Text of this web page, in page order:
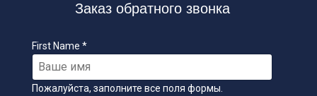
Заказ обратного звонка
First Name *
Пожалуйста, заполните все поля формы.